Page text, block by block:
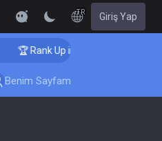
TR Giriş Yap
🏆 Rank Up in 3 Days! Challenger
Benim Sayfam